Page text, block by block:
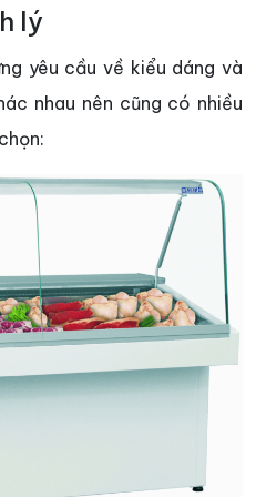
lý
yêu cầu về kiểu dáng và
nhau nên cũng có nhiều